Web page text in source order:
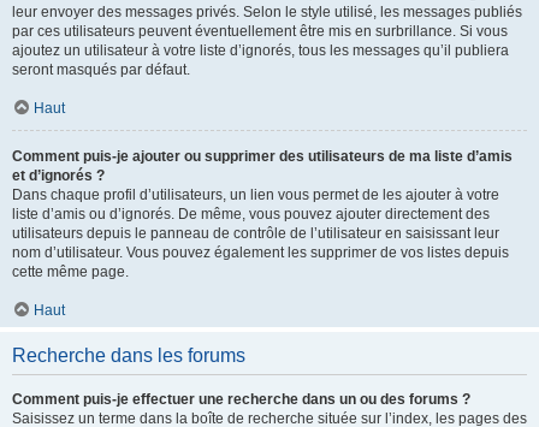
leur envoyer des messages privés. Selon le style utilisé, les messages publiés
par ces utilisateurs peuvent éventuellement être mis en surbrillance. Si vous
ajoutez un utilisateur à votre liste d’ignorés, tous les messages qu’il publiera
seront masqués par défaut.
Haut
Comment puis-je ajouter ou supprimer des utilisateurs de ma liste d’amis
et d’ignorés ?
Dans chaque profil d’utilisateurs, un lien vous permet de les ajouter à votre
liste d’amis ou d’ignorés. De même, vous pouvez ajouter directement des
utilisateurs depuis le panneau de contrôle de l’utilisateur en saisissant leur
nom d’utilisateur. Vous pouvez également les supprimer de vos listes depuis
cette même page.
Haut
Recherche dans les forums
Comment puis-je effectuer une recherche dans un ou des forums ?
Saisissez un terme dans la boîte de recherche située sur l’index, les pages des